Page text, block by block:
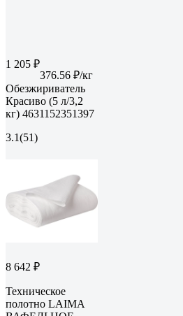
1 205 ₽
376.56 ₽/кг
Обезжириватель
Красиво (5 л/3,2
кг) 4631152351397
3.1(51)
8 642 ₽
Техническое
полотно LAIMA